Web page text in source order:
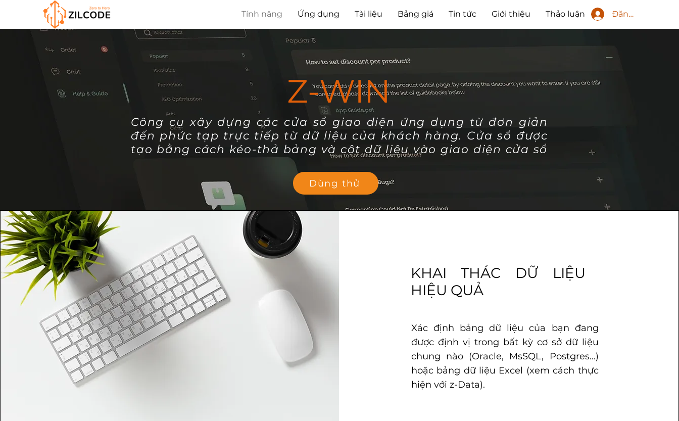
Tính năng Ứng dụng Tài liệu Bảng giá Tin tức Giới thiệu Thảo luận Đăng nhập
Z-WIN
Công cụ xây dựng các cửa sổ giao diện ứng dụng từ đơn giản
đến phức tạp trực tiếp từ dữ liệu của khách hàng. Cửa sổ được
tạo bằng cách kéo-thả bảng và cột dữ liệu vào giao diện cửa sổ
Dùng thử
KHAI THÁC DỮ LIỆU
HIỆU QUẢ
Xác định bảng dữ liệu của bạn đang
được định vị trong bất kỳ cơ sở dữ liệu
chung nào (Oracle, MsSQL, Postgres...)
hoặc bảng dữ liệu Excel (xem cách thực
hiện với z-Data).